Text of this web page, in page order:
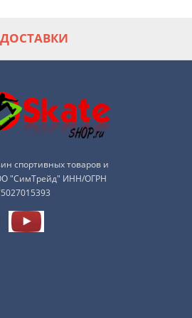
спортивных товаров и
"СимТрейд" ИНН/ОГРН